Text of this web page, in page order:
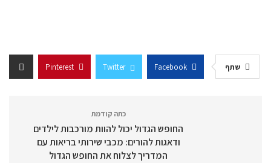
שתף Facebook
Twitter
Pinterest
כתה קודמת
החופש הגדול יכול להוות מורכבות לילדים
ודאגות להורים: מכבי שירותי בריאות עם
המדריך לצלוח את החופש הגדול